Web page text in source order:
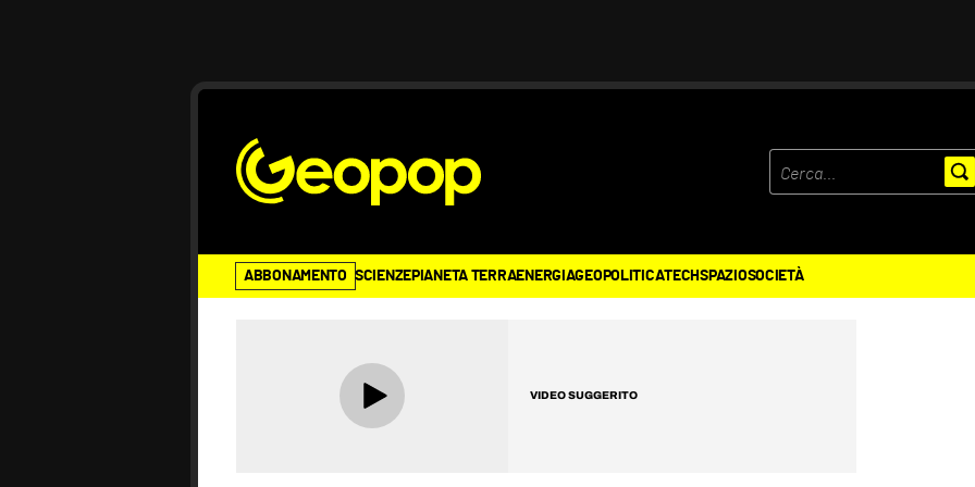
ABBONAMENTO SCIENZEPIANETA TERRAENERGIAGEOPOLITICATECHSPAZIOSOCIETÀ
VIDEO SUGGERITO